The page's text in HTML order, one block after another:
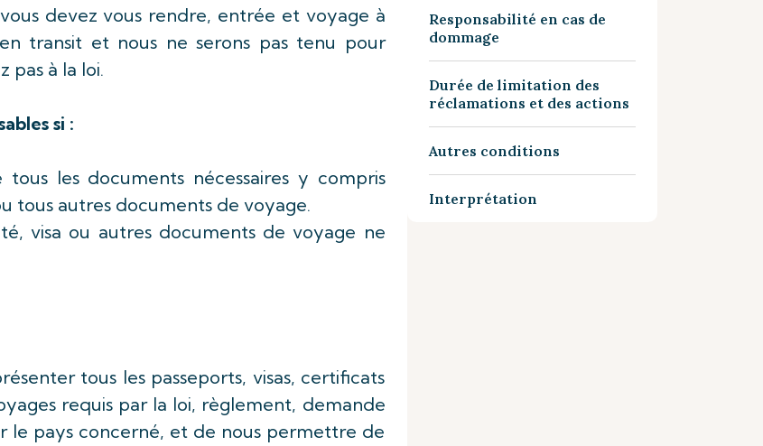
devez vous rendre, entrée et voyage à
transit et nous ne serons pas tenu pour
pas à la loi.
si :
les documents nécessaires y compris
tous autres documents de voyage.
visa ou autres documents de voyage ne
tous les passeports, visas, certificats
requis par la loi, règlement, demande
le pays concerné, et de nous permettre de
Responsabilité en cas de
dommage
Durée de limitation des
réclamations et des actions
Autres conditions
Interprétation